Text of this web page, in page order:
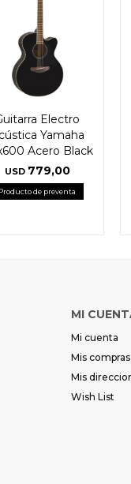
Electro
Yamaha
Acero Black
USD 779,00
Producto de preventa
MI
Mi cuenta
Mis compras
Mis
Wish List